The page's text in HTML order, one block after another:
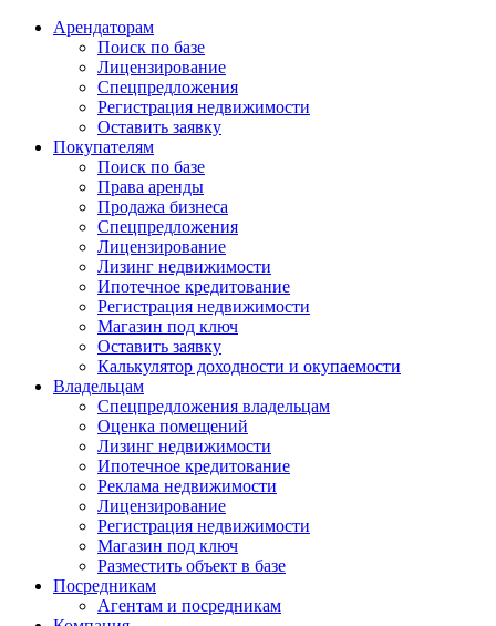
Арендаторам
Поиск по базе
Лицензирование
Спецпредложения
Регистрация недвижимости
Оставить заявку
Покупателям
Поиск по базе
Права аренды
Продажа бизнеса
Спецпредложения
Лицензирование
Лизинг недвижимости
Ипотечное кредитование
Регистрация недвижимости
Магазин под ключ
Оставить заявку
Калькулятор доходности и окупаемости
Владельцам
Спецпредложения владельцам
Оценка помещений
Лизинг недвижимости
Ипотечное кредитование
Реклама недвижимости
Лицензирование
Регистрация недвижимости
Магазин под ключ
Разместить объект в базе
Посредникам
Агентам и посредникам